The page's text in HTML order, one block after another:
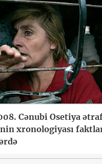
Cənubi Osetiya
xronologiyası